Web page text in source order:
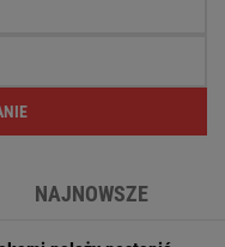
NAJNOWSZE